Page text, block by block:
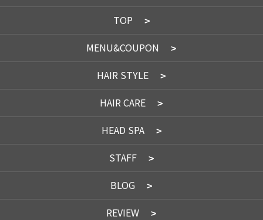
TOP
MENU&COUPON
HAIR STYLE
HAIR CARE
HEAD SPA
STAFF
BLOG
REVIEW